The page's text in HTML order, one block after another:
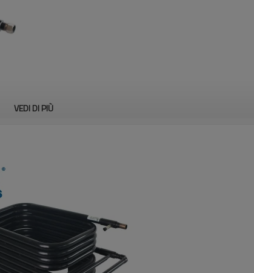
come evaporatore e condensatore, con forma flessibile,
e quella esterna, per aumentare l'intensità della
VEDI DI PIÙ